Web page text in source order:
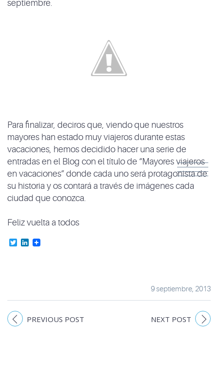
septiembre.
Para finalizar, deciros que, viendo que nuestros
mayores han estado muy viajeros durante estas
vacaciones, hemos decidido hacer una serie de
entradas en el Blog con el título de “Mayores viajeros
en vacaciones” donde cada uno será protagonista de
su historia y os contará a través de imágenes cada
ciudad que conozca.
Feliz vuelta a todos
TwitterLinkedIn
9 septiembre, 2013
PREVIOUS POST NEXT POST